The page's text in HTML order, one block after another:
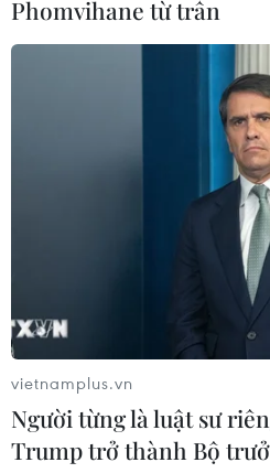
Phomvihane từ trần
vietnamplus.vn
Người từng là luật sư
Trump trở thành Bộ